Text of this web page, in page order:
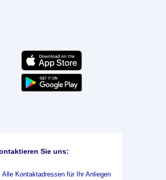
Sie uns:
Alle Kontaktadressen für Ihr Anliegen